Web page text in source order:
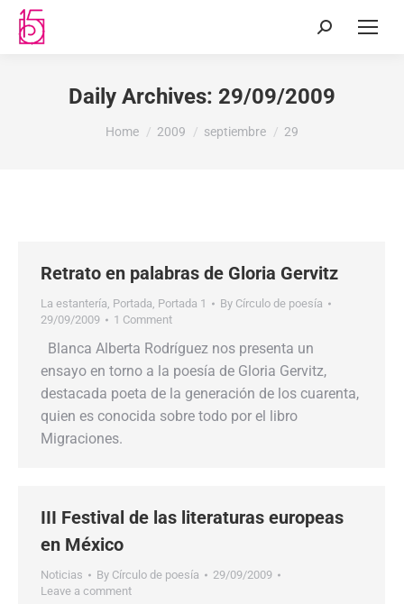
Daily Archives: 29/09/2009
You are here:
Home 2009 septiembre 29
Retrato en palabras de Gloria Gervitz
La estantería, Portada, Portada 1 By Círculo de poesía
29/09/2009
1 Comment
Blanca Alberta Rodríguez nos presenta un
ensayo en torno a la poesía de Gloria Gervitz,
destacada poeta de la generación de los cuarenta,
quien es conocida sobre todo por el libro
Migraciones.
III Festival de las literaturas europeas
en México
Noticias By Círculo de poesía
29/09/2009
Leave a comment